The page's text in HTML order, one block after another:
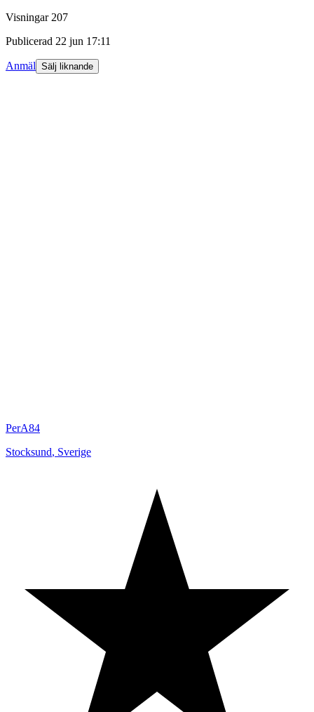
Visningar 207
Publicerad 22 jun 17:11
Anmäl Sälj liknande
PerA84
Stocksund, Sverige